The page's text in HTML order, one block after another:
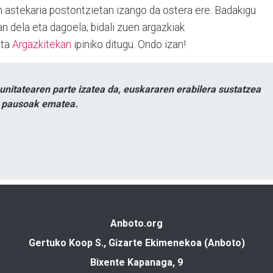
astekaria postontzietan izango da ostera ere. Badakigu
dela eta dagoela; bidali zuen argazkiak
Argazkitekan ipiniko ditugu. Ondo izan!
parte izatea da, euskararen erabilera sustatzea
ematea.
Anboto.org
Gertuko Koop S., Gizarte Ekimenekoa (Anboto)
Bixente Kapanaga, 9